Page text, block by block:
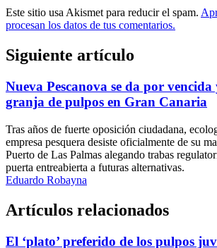
Este sitio usa Akismet para reducir el spam.
procesan los datos de tus comentarios.
Siguiente artículo
Nueva Pescanova se da por
granja de pulpos en Gran Canaria
Tras años de fuerte oposición ciudadana,
empresa pesquera desiste oficialmente de su
Puerto de Las Palmas alegando trabas
puerta entreabierta a futuras alternativas.
Eduardo Robayna
Artículos relacionados
El ‘plato’ preferido de los pulpos